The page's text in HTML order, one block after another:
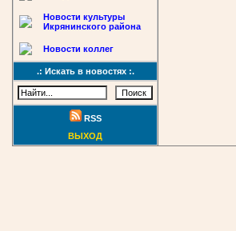
Новости культуры
Икрянинского района
Новости коллег
.: Искать в новостях :.
RSS
ВЫХОД